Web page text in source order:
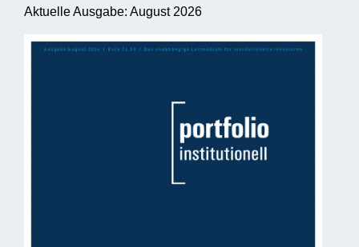
Aktuelle Ausgabe: August 2026